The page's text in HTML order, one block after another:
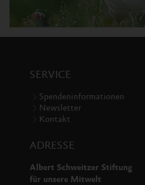
SERVICE
Spendeninformationen
Newsletter
Kontakt
ADRESSE
Albert Schweitzer Stiftung
für unsere Mitwelt